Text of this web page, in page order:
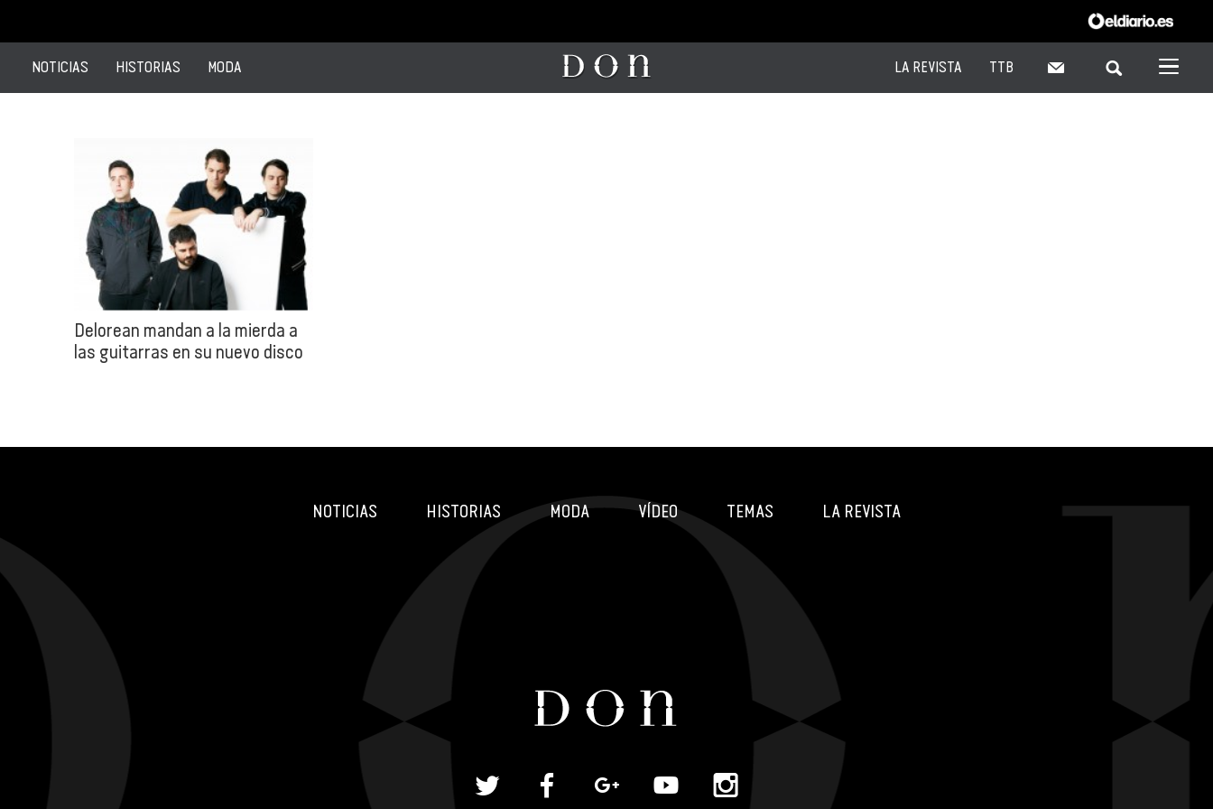
NOTICIAS HISTORIAS MODA LA REVISTA TTB
Delorean mandan a la mierda a
las guitarras en su nuevo disco
NOTICIAS HISTORIAS MODA VÍDEO TEMAS LA REVISTA